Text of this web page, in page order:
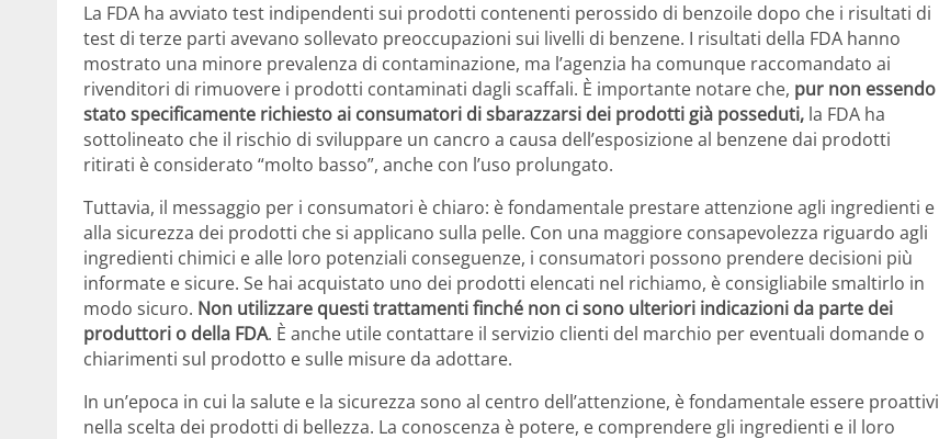
La FDA ha avviato test indipendenti sui prodotti contenenti perossido di benzoile dopo che i risultati di
test di terze parti avevano sollevato preoccupazioni sui livelli di benzene. I risultati della FDA hanno
mostrato una minore prevalenza di contaminazione, ma l’agenzia ha comunque raccomandato ai
rivenditori di rimuovere i prodotti contaminati dagli scaffali. È importante notare che, pur non essendo
stato specificamente richiesto ai consumatori di sbarazzarsi dei prodotti già posseduti, la FDA ha
sottolineato che il rischio di sviluppare un cancro a causa dell’esposizione al benzene dai prodotti
ritirati è considerato “molto basso”, anche con l’uso prolungato.
Tuttavia, il messaggio per i consumatori è chiaro: è fondamentale prestare attenzione agli ingredienti e
alla sicurezza dei prodotti che si applicano sulla pelle. Con una maggiore consapevolezza riguardo agli
ingredienti chimici e alle loro potenziali conseguenze, i consumatori possono prendere decisioni più
informate e sicure. Se hai acquistato uno dei prodotti elencati nel richiamo, è consigliabile smaltirlo in
modo sicuro. Non utilizzare questi trattamenti finché non ci sono ulteriori indicazioni da parte dei
produttori o della FDA. È anche utile contattare il servizio clienti del marchio per eventuali domande o
chiarimenti sul prodotto e sulle misure da adottare.
In un’epoca in cui la salute e la sicurezza sono al centro dell’attenzione, è fondamentale essere proattivi
nella scelta dei prodotti di bellezza. La conoscenza è potere, e comprendere gli ingredienti e il loro